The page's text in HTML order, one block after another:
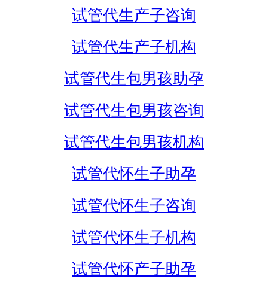
试管代生产子咨询
试管代生产子机构
试管代生包男孩助孕
试管代生包男孩咨询
试管代生包男孩机构
试管代怀生子助孕
试管代怀生子咨询
试管代怀生子机构
试管代怀产子助孕